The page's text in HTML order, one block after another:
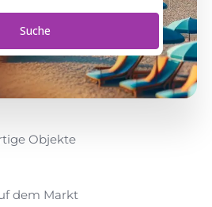
Suche
Objekte
dem Markt